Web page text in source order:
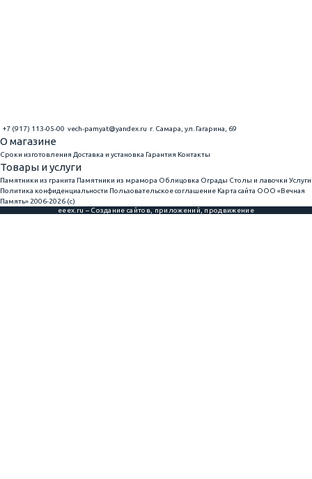
+7 (917) 113-05-00 vech-pamyat@yandex.ru г. Самара, ул. Гагарина, 69
О магазине
Сроки изготовления Доставка и установка Гарантия Контакты
Товары и услуги
Памятники из гранита Памятники из мрамора Облицовка Ограды Столы и лавочки Услуги
Политика конфиденциальности Пользовательское соглашение Карта сайта ООО «Вечная
Память» 2006-2026 (с)
eeex.ru – Создание сайтов, приложений, продвижение